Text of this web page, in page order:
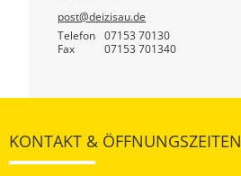
post@deizisau.de
Telefon
07153 70130
Fax 07153 701340
KONTAKT & ÖFFNUNGSZEITEN